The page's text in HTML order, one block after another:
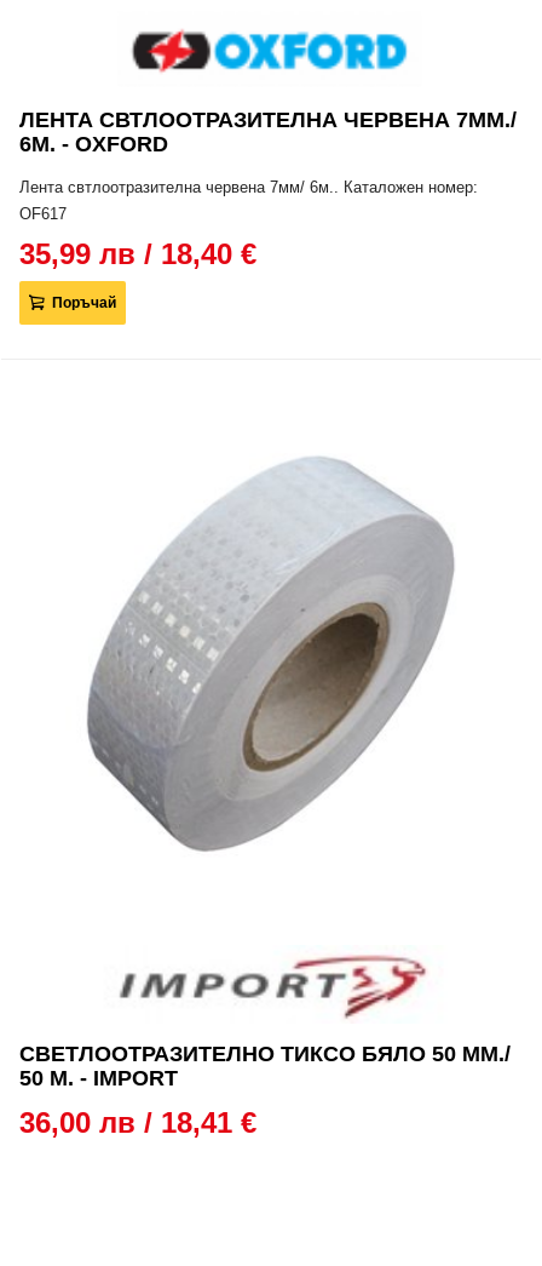
ЛЕНТА СВТЛООТРАЗИТЕЛНА ЧЕРВЕНА 7ММ./
6М. - OXFORD
Лента свтлоотразителна червена 7мм/ 6м.. Каталожен номер:
OF617
35,99 лв / 18,40 €
Поръчай
СВЕТЛООТРАЗИТЕЛНО ТИКСО БЯЛО 50 ММ./
50 М. - IMPORT
36,00 лв / 18,41 €